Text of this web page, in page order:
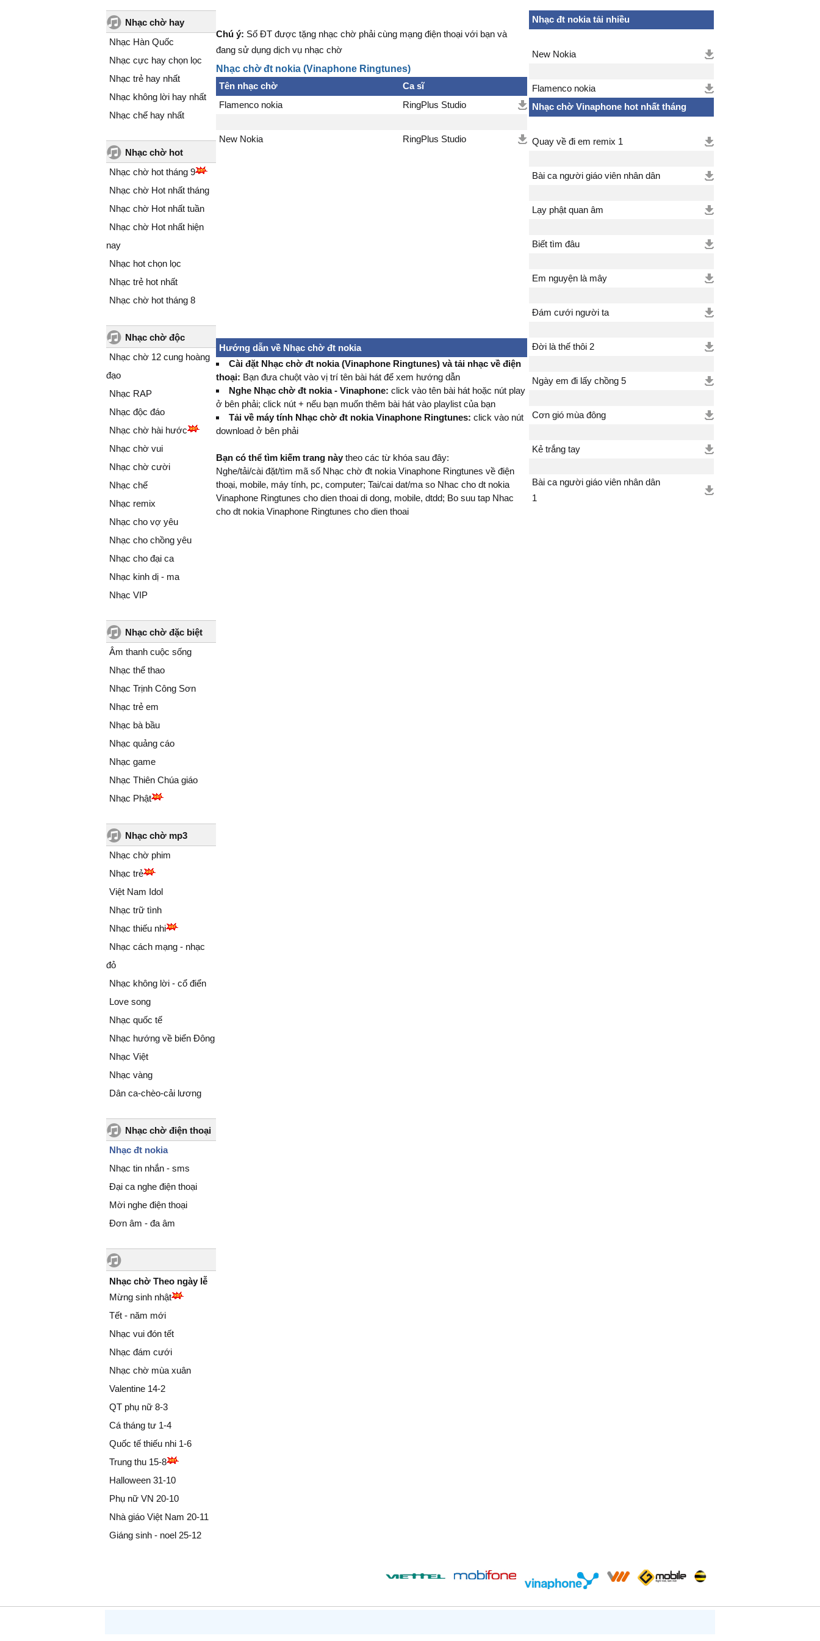
Nhạc chờ hay
Nhạc Hàn Quốc
Nhạc cực hay chọn lọc
Nhạc trẻ hay nhất
Nhạc không lời hay nhất
Nhạc chế hay nhất
Nhạc chờ hot
Nhạc chờ hot tháng 9
Nhạc chờ Hot nhất tháng
Nhạc chờ Hot nhất tuần
Nhạc chờ Hot nhất hiện
nay
Nhạc hot chọn lọc
Nhạc trẻ hot nhất
Nhạc chờ hot tháng 8
Nhạc chờ độc
Nhạc chờ 12 cung hoàng
đạo
Nhạc RAP
Nhạc độc đáo
Nhạc chờ hài hước
Nhạc chờ vui
Nhạc chờ cười
Nhạc chế
Nhạc remix
Nhạc cho vợ yêu
Nhạc cho chồng yêu
Nhạc cho đại ca
Nhạc kinh dị - ma
Nhạc VIP
Nhạc chờ đặc biệt
Âm thanh cuộc sống
Nhạc thể thao
Nhạc Trịnh Công Sơn
Nhạc trẻ em
Nhạc bà bầu
Nhạc quảng cáo
Nhạc game
Nhạc Thiên Chúa giáo
Nhạc Phật
Nhạc chờ mp3
Nhạc chờ phim
Nhạc trẻ
Việt Nam Idol
Nhạc trữ tình
Nhạc thiếu nhi
Nhạc cách mạng - nhạc
đỏ
Nhạc không lời - cổ điển
Love song
Nhạc quốc tế
Nhạc hướng về biển Đông
Nhạc Việt
Nhạc vàng
Dân ca-chèo-cải lương
Nhạc chờ điện thoại
Nhạc đt nokia
Nhạc tin nhắn - sms
Đại ca nghe điện thoại
Mời nghe điện thoại
Đơn âm - đa âm
Nhạc chờ Theo ngày lễ
Mừng sinh nhật
Tết - năm mới
Nhạc vui đón tết
Nhạc đám cưới
Nhạc chờ mùa xuân
Valentine 14-2
QT phụ nữ 8-3
Cá tháng tư 1-4
Quốc tế thiếu nhi 1-6
Trung thu 15-8
Halloween 31-10
Phụ nữ VN 20-10
Nhà giáo Việt Nam 20-11
Giáng sinh - noel 25-12
Chú ý: Số ĐT được tặng nhạc chờ phải cùng mạng điện thoại với bạn và
đang sử dụng dịch vụ nhạc chờ
Nhạc chờ đt nokia (Vinaphone Ringtunes)
Tên nhạc chờ
Ca sĩ
Flamenco nokia RingPlus Studio
New Nokia RingPlus Studio
Hướng dẫn về Nhạc chờ đt nokia
Cài đặt Nhạc chờ đt nokia (Vinaphone Ringtunes) và tải nhạc về điện
thoại: Bạn đưa chuột vào vị trí tên bài hát để xem hướng dẫn
Nghe Nhạc chờ đt nokia - Vinaphone: click vào tên bài hát hoặc nút play
ở bên phải; click nút + nếu bạn muốn thêm bài hát vào playlist của bạn
Tải về máy tính Nhạc chờ đt nokia Vinaphone Ringtunes: click vào nút
download ở bên phải
Bạn có thể tìm kiếm trang này theo các từ khóa sau đây:
Nghe/tải/cài đặt/tìm mã số Nhạc chờ đt nokia Vinaphone Ringtunes về điện
thoại, mobile, máy tính, pc, computer; Tai/cai dat/ma so Nhac cho dt nokia
Vinaphone Ringtunes cho dien thoai di dong, mobile, dtdd; Bo suu tap Nhac
cho dt nokia Vinaphone Ringtunes cho dien thoai
Nhạc đt nokia tải nhiều
New Nokia
Flamenco nokia
Nhạc chờ Vinaphone hot nhất tháng
Quay về đi em remix 1
Bài ca người giáo viên nhân dân
Lạy phật quan âm
Biết tìm đâu
Em nguyện là mây
Đám cưới người ta
Đời là thế thôi 2
Ngày em đi lấy chồng 5
Cơn gió mùa đông
Kẻ trắng tay
Bài ca người giáo viên nhân dân
1